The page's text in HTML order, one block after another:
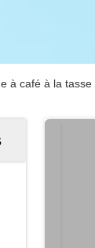
à café à la tasse